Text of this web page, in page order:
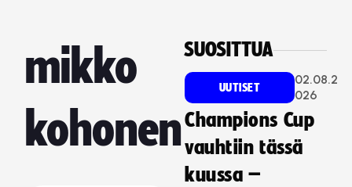
mikko
kohonen
SUOSITTUA
UUTISET
02.08.2
026
Champions Cup
vauhtiin tässä
kuussa –